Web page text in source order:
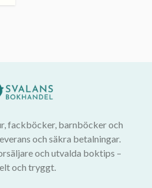
fackböcker, barnböcker och
och säkra betalningar.
och utvalda boktips –
och tryggt.